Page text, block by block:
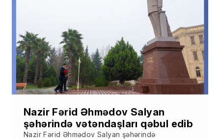
Nazir Fərid Əhmədov Salyan
şəhərində vətəndaşları qəbul edib
Nazir Fərid Əhmədov Salyan şəhərində